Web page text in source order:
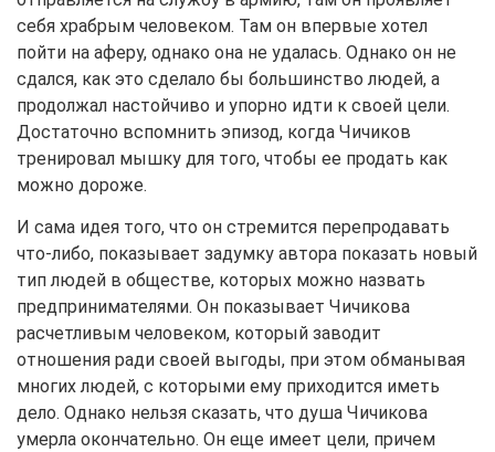
себя храбрым человеком. Там он впервые хотел
пойти на аферу, однако она не удалась. Однако он не
сдался, как это сделало бы большинство людей, а
продолжал настойчиво и упорно идти к своей цели.
Достаточно вспомнить эпизод, когда Чичиков
тренировал мышку для того, чтобы ее продать как
можно дороже.
И сама идея того, что он стремится перепродавать
что-либо, показывает задумку автора показать новый
тип людей в обществе, которых можно назвать
предпринимателями. Он показывает Чичикова
расчетливым человеком, который заводит
отношения ради своей выгоды, при этом обманывая
многих людей, с которыми ему приходится иметь
дело. Однако нельзя сказать, что душа Чичикова
умерла окончательно. Он еще имеет цели, причем